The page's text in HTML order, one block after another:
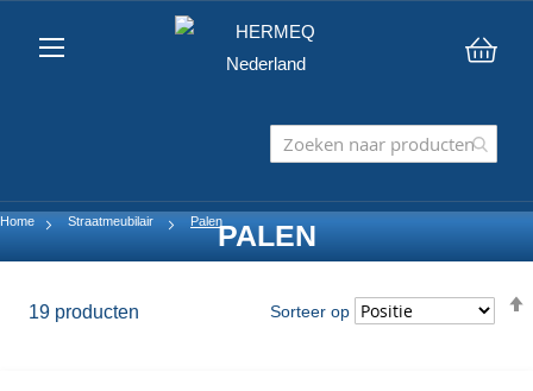
Home Straatmeubilair PalenPALEN
19 producten Sorteer op